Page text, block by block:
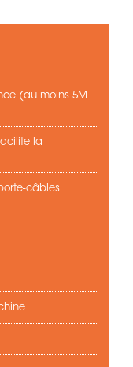
(au moins 5M
la
câbles